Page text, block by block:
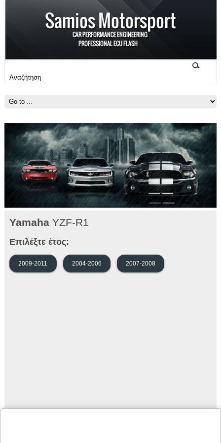
YamahaYZF-R1
Επιλέξτε έτος:
2009-2011 2004-2006 2007-2008